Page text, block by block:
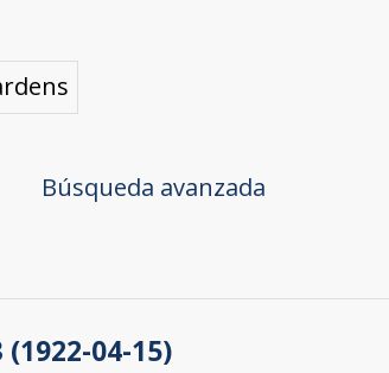
Búsqueda avanzada
04-15)